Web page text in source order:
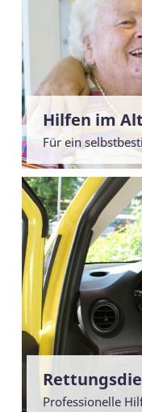
Hilfen im
Für ein
Professionelle